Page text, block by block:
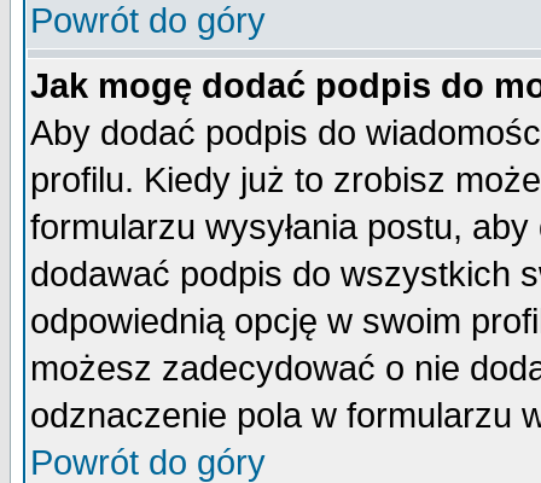
Powrót do góry
Jak mogę dodać podpis do
Aby dodać podpis do
profilu. Kiedy już to zrobisz
formularzu wysyłania postu,
dodawać podpis do wszystkich
odpowiednią opcję w swoim
możesz zadecydować o nie
odznaczenie pola w formularzu
Powrót do góry